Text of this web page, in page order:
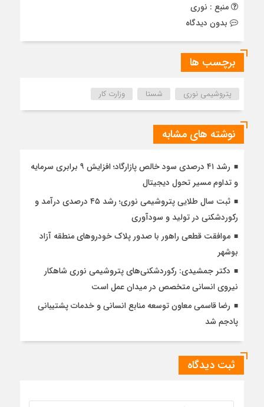
منبع : نوری
بدون دیدگاه
برچسب ها
پتروشیمی نوری شستا وزارت کار
نوشته های مشابه
رشد ۴۱ درصدی سود خالص پازارگاد؛ افزایش ۹ برابری سرمایه
و تداوم مسیر تحول دیجیتال
ثبت سال طلایی پتروشیمی نوری؛ رشد ۴۵ درصدی درآمد و
رکوردشکنی در تولید و سودآوری
موافقت قطعی راهور با صدور پلاک خودروهای منطقه آزاد
بوشهر
دکتر جمشیدی: رکوردشکنی‌های پتروشیمی نوری شاهکار
نیروی انسانی متخصص در میدان عمل است
رضا قاسمی معاون توسعه منابع انسانی و خدمات پشتیبانی
پادجم شد
ثبت دیدگاه